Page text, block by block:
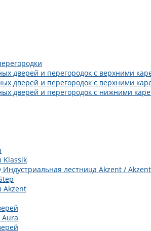
дверей и перегородок с верхними
дверей и перегородок с верхними
дверей и перегородок с нижними
Klassik
Индустриальная лестница Akzent /
Akzent